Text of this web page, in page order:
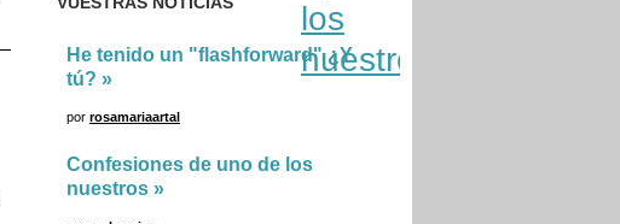
He tenido un "flashforward" ¿Y
tú? »
por rosamariaartal
Confesiones de uno de los
nuestros »